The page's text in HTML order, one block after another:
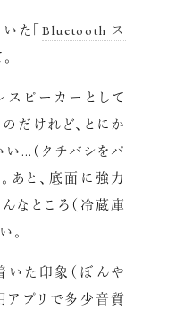
た「Bluetooth ス
ピーカーとして
だけれど、とにか
…（クチバシをパ
あと、底面に強力
なところ（冷蔵庫
。
いた印象（ぼんや
アプリで多少音質